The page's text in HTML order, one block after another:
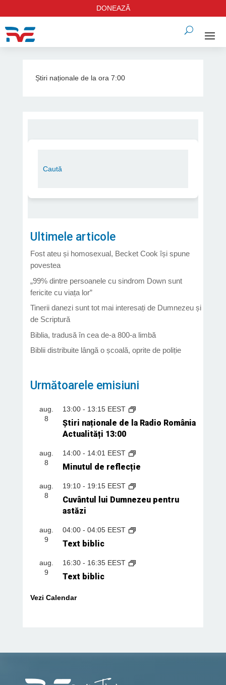
DONEAZĂ
Știri naționale de la ora 7:00
Ultimele articole
Fost ateu și homosexual, Becket Cook își spune
povestea
„99% dintre persoanele cu sindrom Down sunt
fericite cu viața lor”
Tinerii danezi sunt tot mai interesați de Dumnezeu și
de Scriptură
Biblia, tradusă în cea de-a 800-a limbă
Biblii distribuite lângă o școală, oprite de poliție
Următoarele emisiuni
aug.
8
13:00- 13:15 EEST
Știri naționale de la Radio România
Actualități 13:00
aug.
8
14:00- 14:01 EEST
Minutul de reflecție
aug.
8
19:10- 19:15 EEST
Cuvântul lui Dumnezeu pentru
astăzi
aug.
9
04:00- 04:05 EEST
Text biblic
aug.
9
16:30- 16:35 EEST
Text biblic
Vezi Calendar